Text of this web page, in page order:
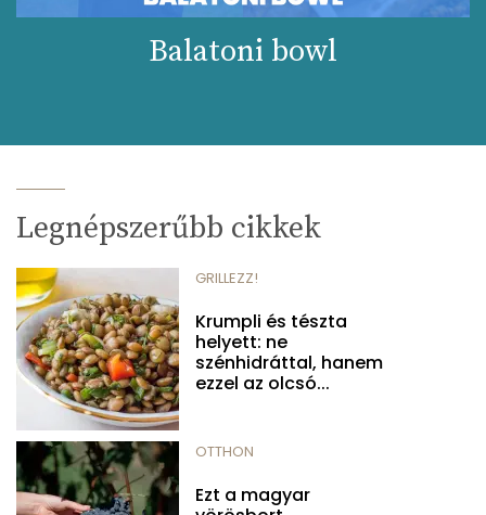
Balatoni bowl
Legnépszerűbb cikkek
GRILLEZZ!
Krumpli és tészta
helyett: ne
szénhidráttal, hanem
ezzel az olcsó...
OTTHON
Ezt a magyar